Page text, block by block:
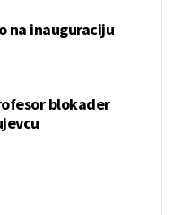
na inauguraciju
blokader